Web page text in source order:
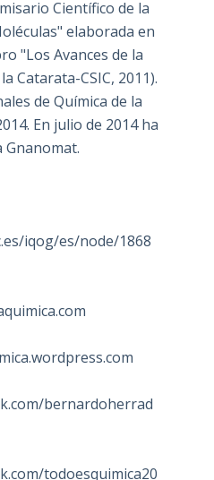
Científico de la
elaborada en
"Los Avances de la
Catarata-CSIC, 2011).
de Química de la
En julio de 2014 ha
iqog/es/node/1868
bernardoherrad
todoesquimica20